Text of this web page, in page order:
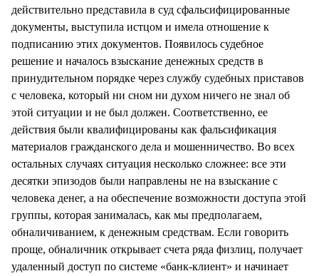
действительно представила в суд сфальсифицированные
документы, выступила истцом и имела отношение к
подписанию этих документов. Появилось судебное
решение и началось взыскание денежных средств в
принудительном порядке через службу судебных приставов
с человека, который ни сном ни духом ничего не знал об
этой ситуации и не был должен. Соответственно, ее
действия были квалифицированы как фальсификация
материалов гражданского дела и мошенничество. Во всех
остальных случаях ситуация несколько сложнее: все эти
десятки эпизодов были направлены не на взыскание с
человека денег, а на обеспечение возможности доступа этой
группы, которая занималась, как мы предполагаем,
обналичиванием, к денежным средствам. Если говорить
проще, обналичник открывает счета ряда физлиц, получает
удаленный доступ по системе «банк-клиент» и начинает